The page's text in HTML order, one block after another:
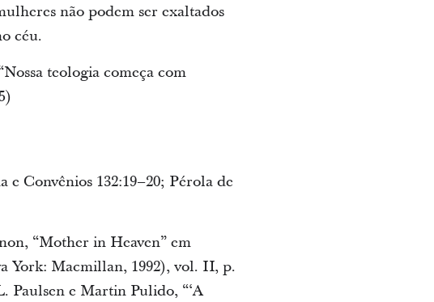
não podem ser exaltados
céu.
teologia começa com
Convênios 132:19–20; Pérola de
“Mother in Heaven” em
York: Macmillan, 1992), vol. II, p.
Paulsen e Martin Pulido, “‘A